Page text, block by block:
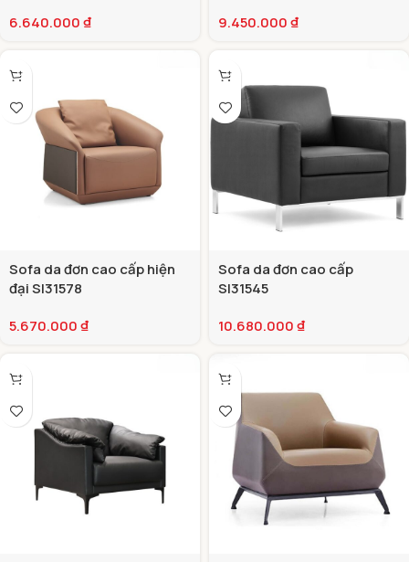
6.640.000₫
9.450.000₫
Sofa da đơn cao cấp hiện
đại SI31578
5.670.000₫
Sofa da đơn cao cấp
SI31545
10.680.000₫